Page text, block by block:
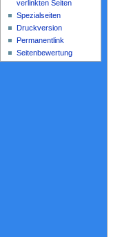
verlinkten Seiten
Spezialseiten
Druckversion
Permanentlink
Seitenbewertung